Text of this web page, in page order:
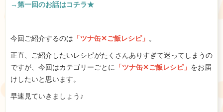
→第一回のお話はコチラ★
今回ご紹介するのは 「ツナ缶✕ご飯レシピ」 。
正直、ご紹介したいレシピがたくさんありすぎて迷ってしまうの
ですが、今回はカテゴリーごとに
「ツナ缶✕ご飯レシピ」 をお届
けしたいと思います。
早速見ていきましょう♪